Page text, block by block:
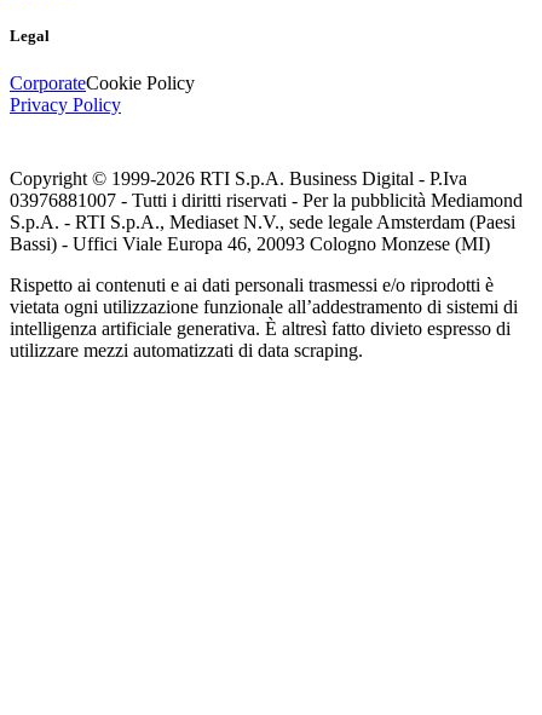
Legal
CorporateCookie Policy
Privacy Policy
Copyright © 1999-2026 RTI S.p.A. Business Digital - P.Iva
03976881007 - Tutti i diritti riservati - Per la pubblicità Mediamond
S.p.A. - RTI S.p.A., Mediaset N.V., sede legale Amsterdam (Paesi
Bassi) - Uffici Viale Europa 46, 20093 Cologno Monzese (MI)
Rispetto ai contenuti e ai dati personali trasmessi e/o riprodotti è
vietata ogni utilizzazione funzionale all’addestramento di sistemi di
intelligenza artificiale generativa. È altresì fatto divieto espresso di
utilizzare mezzi automatizzati di data scraping.